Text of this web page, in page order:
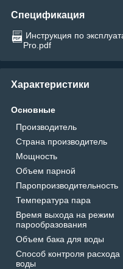
Спецификация
Инструкция по
Pro.pdf
Характеристики
Основные
Производитель
Страна производитель
Мощность
Объем парной
Паропроизводительность
Температура пара
Время выхода на режим
парообразования
Объем бака для воды
Способ контроля расхода
воды